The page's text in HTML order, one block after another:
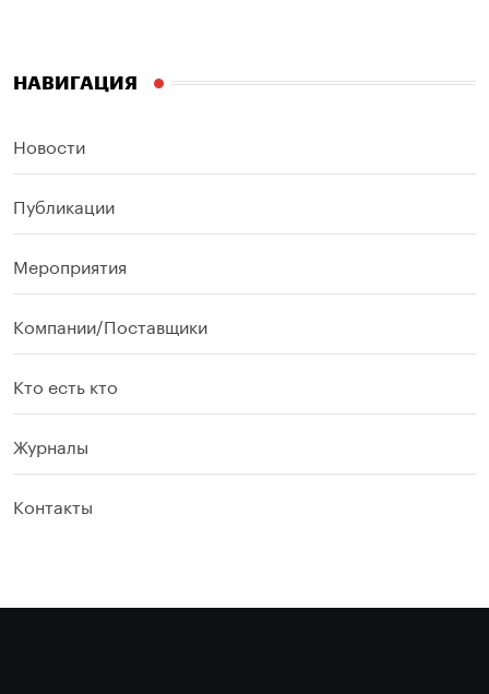
НАВИГАЦИЯ
Новости
Публикации
Мероприятия
Компании/Поставщики
Кто есть кто
Журналы
Контакты